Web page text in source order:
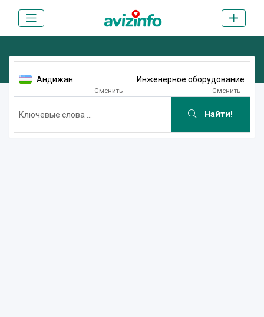
Андижан
Сменить
Инженерное оборудование
Сменить
Найти!